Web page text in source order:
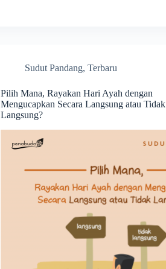
Sudut Pandang,Terbaru
Pilih Mana, Rayakan Hari Ayah dengan
Mengucapkan Secara Langsung atau Tidak
Langsung?